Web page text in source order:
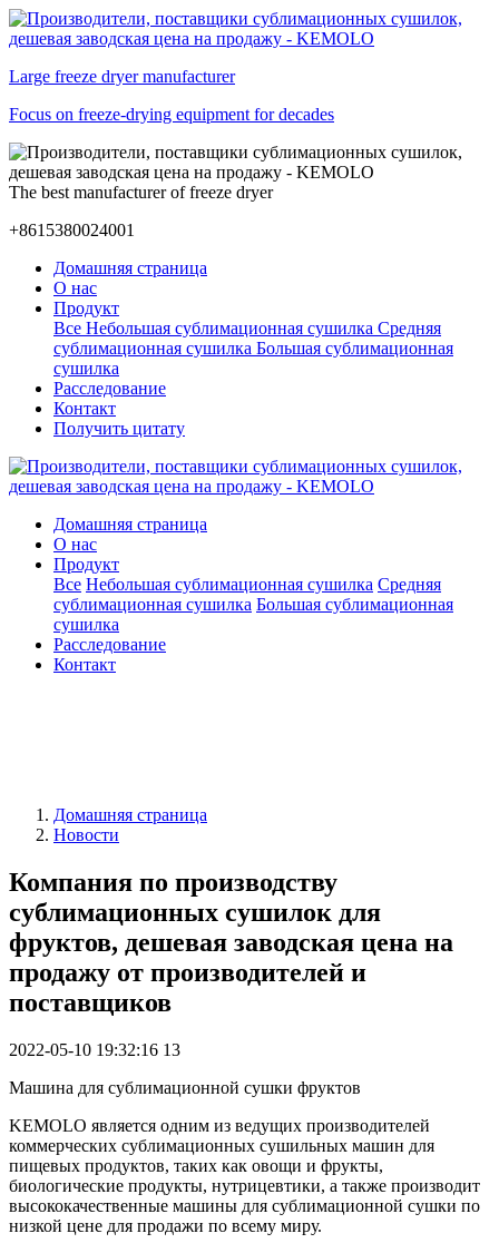
Large freeze dryer manufacturer
Focus on freeze-drying equipment for decades
The best manufacturer of freeze dryer
+8615380024001
Домашняя страница
О нас
Продукт
Все Небольшая сублимационная сушилка Средняя
сублимационная сушилка Большая сублимационная
сушилка
Расследование
Контакт
Получить цитату
Домашняя страница
О нас
Продукт
Все Небольшая сублимационная сушилка Средняя
сублимационная сушилка Большая сублимационная
сушилка
Расследование
Контакт
Домашняя страница
Новости
Компания по производству
сублимационных сушилок для
фруктов, дешевая заводская цена на
продажу от производителей и
поставщиков
2022-05-10 19:32:16 13
Машина для сублимационной сушки фруктов
KEMOLO является одним из ведущих производителей
коммерческих сублимационных сушильных машин для
пищевых продуктов, таких как овощи и фрукты,
биологические продукты, нутрицевтики, а также производит
высококачественные машины для сублимационной сушки по
низкой цене для продажи по всему миру.